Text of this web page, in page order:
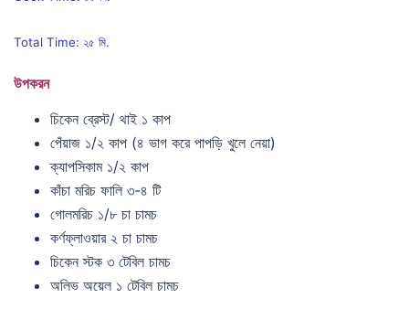
Total Time: ২৫ মি.
উপকরন
চিকেন ব্রেস্ট/ থাই ১ কাপ
পেঁয়াজ ১/২ কাপ (৪ ভাগ করে পাপড়ি খুলে নেয়া)
ক্যাপসিকাম ১/২ কাপ
কাঁচা মরিচ ফালি ৩-৪ টি
গোলমরিচ ১/৮ চা চামচ
কর্ণফ্লাওয়ার ২ চা চামচ
চিকেন স্টক ৩ টেবিল চামচ
অলিভ অয়েল ১ টেবিল চামচ